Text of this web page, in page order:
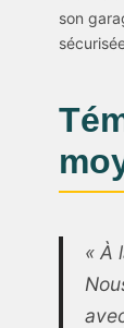
son
« À